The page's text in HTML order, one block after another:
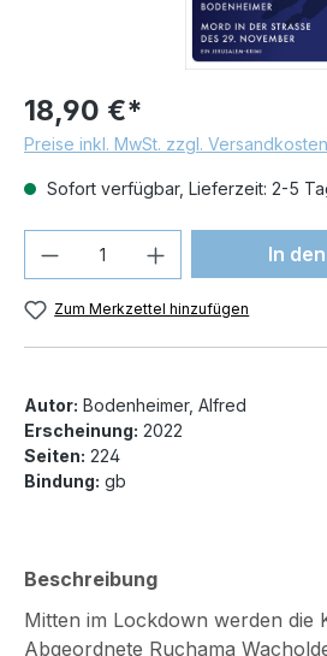
18,90 €*
Preise inkl. MwSt. zzgl. Versandkosten
Sofort verfügbar, Lieferzeit: 2-5
Produkt Anzahl: Gib
In
Zum Merkzettel hinzufügen
Autor: Bodenheimer, Alfred
Erscheinung: 2022
Seiten: 224
Bindung: gb
Beschreibung
Mitten im Lockdown werden die
Abgeordnete Ruchama